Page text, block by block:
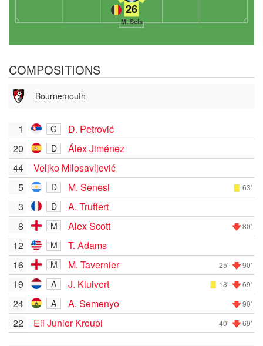
26
M. Sels
COMPOSITIONS
Bournemouth
1 G
Đ. Petrović
20
D
Álex Jiménez
44
Veljko Milosavljević
5
D M. Senesi 63'
3 D
A. Truffert
8
M Alex Scott 80'
12 M
T. Adams
16
M M. Tavernier 25' 90'
19 A J. Kluivert 18' 69'
24 A A. Semenyo 90'
22 Eli Junior Kroupi 40' 69'